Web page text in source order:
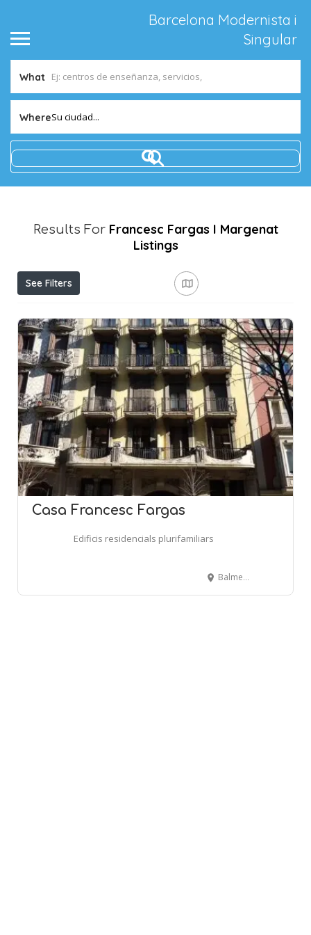
Barcelona Modernista i
Singular
What
WhereSu ciudad...
Results For Francesc Fargas I Margenat
Listings
See Filters
Casa Francesc Fargas
Edificis residencials plurifamiliars
Balmes, 156 - BARCELONA